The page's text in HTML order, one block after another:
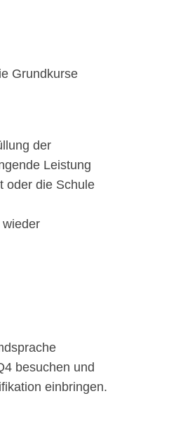
Grundkurse
der
Leistung
oder die Schule
besuchen und
einbringen.